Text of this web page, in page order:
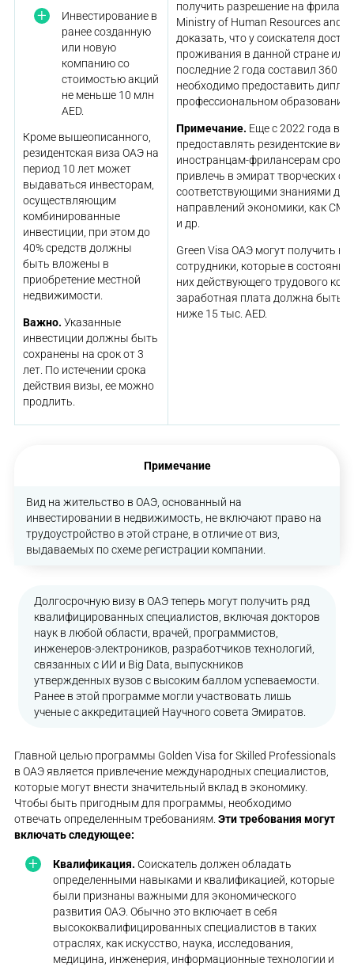
Инвестирование в
ранее созданную
или новую
компанию со
стоимостью акций
не меньше 10 млн
AED.
Кроме вышеописанного,
резидентская виза ОАЭ на
период 10 лет может
выдаваться инвесторам,
осуществляющим
комбинированные
инвестиции, при этом до
40% средств должны
быть вложены в
приобретение местной
недвижимости.
Важно.Указанные
инвестиции должны быть
сохранены на срок от 3
лет. По истечении срока
действия визы, ее можно
продлить.
получить разрешение на
Ministry of Human Resources and
доказать, что у соискателя
проживания в данной стране или
последние 2 года составил 360
необходимо предоставить
профессиональном образовании.
Примечание. Еще с 2022 года
предоставлять резидентские
иностранцам-фрилансерам
привлечь в эмират творческих
соответствующими знаниями для
направлений экономики, как
и др.
Green Visa ОАЭ могут получить
сотрудники, которые в
них действующего трудового
заработная плата должна быть
ниже 15 тыс. AED.
Примечание
Вид на жительство в ОАЭ, основанный на
инвестировании в недвижимость, не включают право на
трудоустройство в этой стране, в отличие от виз,
выдаваемых по схеме регистрации компании.
Долгосрочную визу в ОАЭ теперь могут получить ряд
квалифицированных специалистов, включая докторов
наук в любой области, врачей, программистов,
инженеров-электроников, разработчиков технологий,
связанных с ИИ и Big Data, выпускников
утвержденных вузов с высоким баллом успеваемости.
Ранее в этой программе могли участвовать лишь
ученые с аккредитацией Научного совета Эмиратов.
Главной целью программы Golden Visa for Skilled Professionals
в ОАЭ является привлечение международных специалистов,
которые могут внести значительный вклад в экономику.
Чтобы быть пригодным для программы, необходимо
отвечать определенным требованиям.Эти требования могут
включать следующее:
Квалификация. Соискатель должен обладать
определенными навыками и квалификацией, которые
были признаны важными для экономического
развития ОАЭ. Обычно это включает в себя
высококвалифицированных специалистов в таких
отраслях, как искусство, наука, исследования,
медицина, инженерия, информационные технологии и